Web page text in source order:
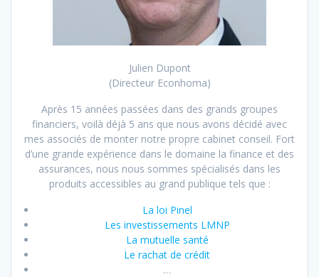
Julien Dupont
(Directeur Econhoma)
Après 15 années passées dans des grands groupes
financiers, voilà déjà 5 ans que nous avons décidé avec
mes associés de monter notre propre cabinet conseil. Fort
d’une grande expérience dans le domaine la finance et des
assurances, nous nous sommes spécialisés dans les
produits accessibles au grand publique tels que :
La loi Pinel
Les investissements LMNP
La mutuelle santé
Le rachat de crédit
…